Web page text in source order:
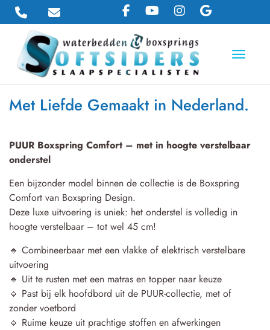
Toggle
Met Liefde Gemaakt in Nederland.
PUUR Boxspring Comfort – met in hoogte verstelbaar
onderstel
Een bijzonder model binnen de collectie is de Boxspring
Comfort van Boxspring Design.
Deze luxe uitvoering is uniek: het onderstel is volledig in
hoogte verstelbaar – tot wel 45 cm!
🔹 Combineerbaar met een vlakke of elektrisch verstelbare
uitvoering
🔹 Uit te rusten met een matras en topper naar keuze
🔹 Past bij elk hoofdbord uit de PUUR-collectie, met of
zonder voetbord
🔹 Ruime keuze uit prachtige stoffen en afwerkingen